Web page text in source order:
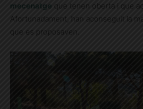
mecenatge que tenen oberta i que
Afortunadament, han aconseguit la
que es proposaven.